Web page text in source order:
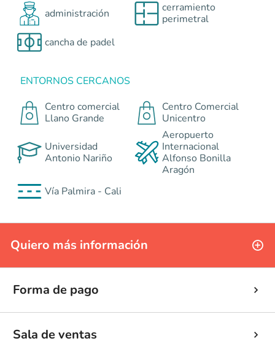
administración
cerramiento
perimetral
cancha de padel
ENTORNOS CERCANOS
Centro comercial
Llano Grande
Centro Comercial
Unicentro
Universidad
Antonio Nariño
Aeropuerto
Internacional
Alfonso Bonilla
Aragón
Vía Palmira - Cali
Quiero más información
Forma de pago
Sala de ventas